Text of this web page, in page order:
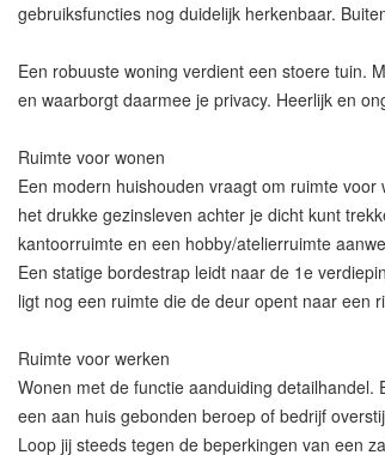
gebruiksfuncties nog duidelijk herkenbaar.
Een robuuste woning verdient een stoere tuin.
en waarborgt daarmee je privacy. Heerlijk en
Ruimte voor wonen
Een modern huishouden vraagt om ruimte
het drukke gezinsleven achter je dicht kunt
kantoorruimte en een hobby/atelierruimte
Een statige bordestrap leidt naar de 1e
ligt nog een ruimte die de deur opent naar een
Ruimte voor werken
Wonen met de functie aanduiding
een aan huis gebonden beroep of bedrijf
Loop jij steeds tegen de beperkingen van een